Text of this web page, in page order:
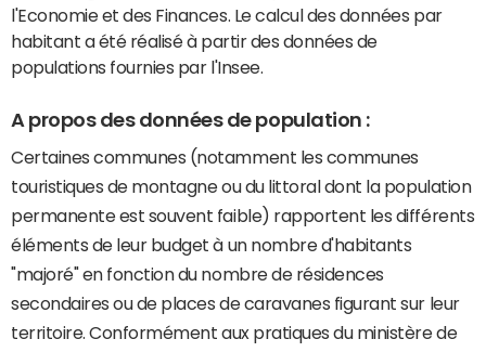
l'Economie et des Finances. Le calcul des données par
habitant a été réalisé à partir des données de
populations fournies par l'Insee.
A propos des données de population :
Certaines communes (notamment les communes
touristiques de montagne ou du littoral dont la population
permanente est souvent faible) rapportent les différents
éléments de leur budget à un nombre d'habitants
"majoré" en fonction du nombre de résidences
secondaires ou de places de caravanes figurant sur leur
territoire. Conformément aux pratiques du ministère de